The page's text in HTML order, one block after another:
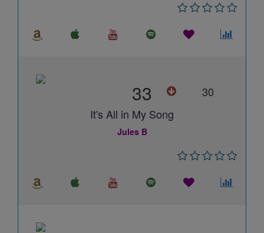
33
30
It's All in My Song
Jules B